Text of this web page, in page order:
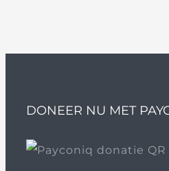
DONEER NU MET